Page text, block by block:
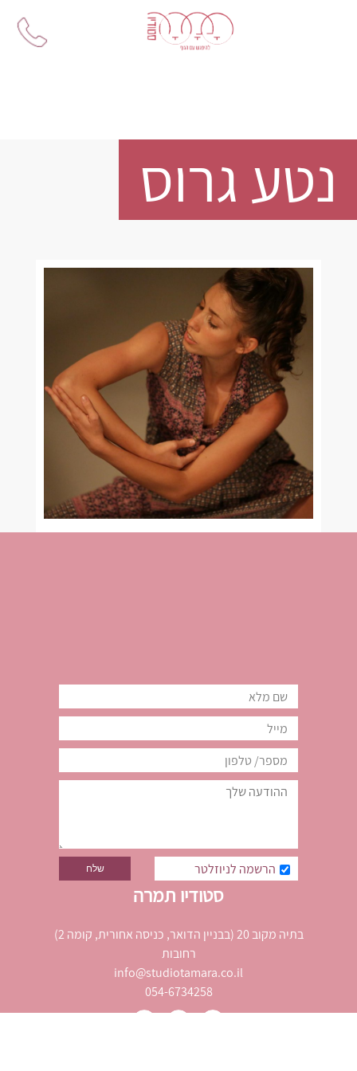
נטע גרוס
הרשמה לניוזלטר
סטודיו תמרה
בתיה מקוב 20 (בבניין הדואר, כניסה אחורית, קומה 2)
רחובות
info@studiotamara.co.il
054-6734258